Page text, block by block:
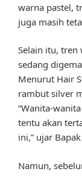
warna pastel,
juga masih
Selain itu, tren
sedang
Menurut Hair
rambut silver
“Wanita-
tentu akan
ini,” ujar
Namun,